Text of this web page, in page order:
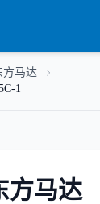
方马达
1
方马达